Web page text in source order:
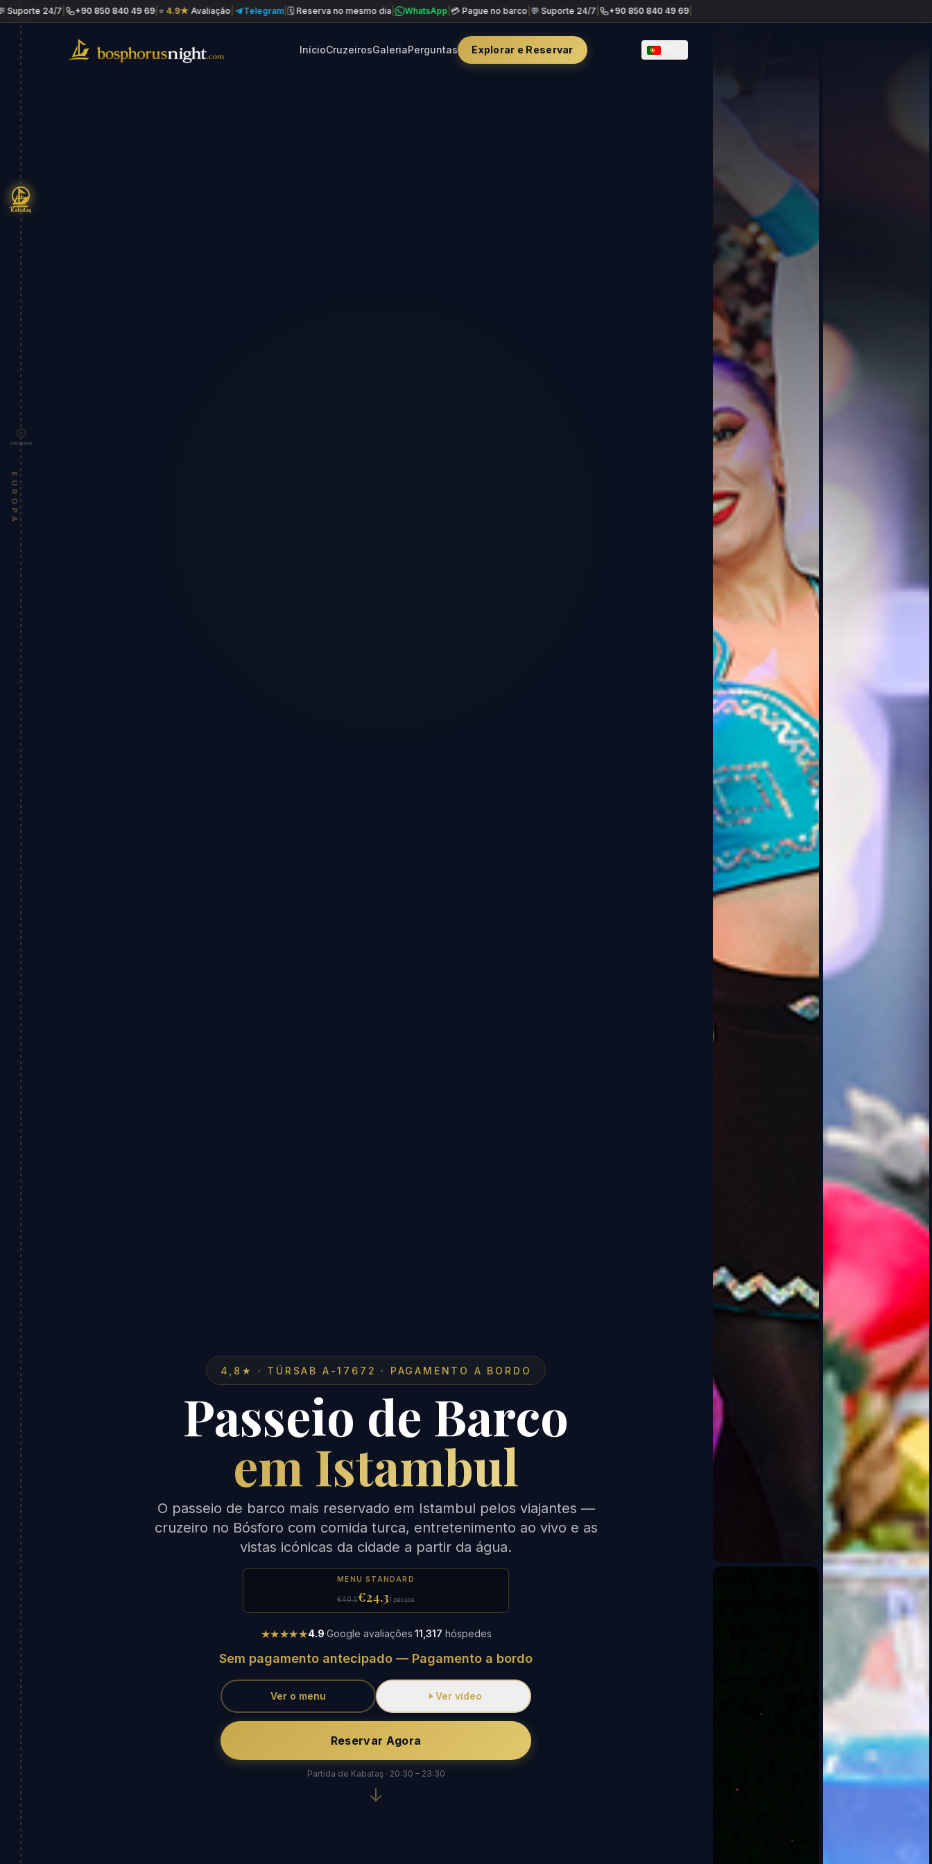
Kabataş
Dolmabahçe
EUROPA
7| +90 850 840 49 69 |⭐4.9★Avaliação| Telegram|🗓 Reserva no mesmo dia| WhatsApp|💳 Pague no barco|💬 Suporte 24/7| +90 850 840 49 69 |
InícioCruzeirosGaleriaPerguntas Explorar e Reservar PT
4,8★ · TÜRSAB A-17672 · PAGAMENTO A BORDO
Passeio de Barco
em Istambul
O passeio de barco mais reservado em Istambul pelos viajantes —
cruzeiro no Bósforo com comida turca, entretenimento ao vivo e as
vistas icónicas da cidade a partir da água.
MENU STANDARD
€40.5€24.3/ pessoa
★★★★★4.9·Google avaliações·11,317 hóspedes
Sem pagamento antecipado — Pagamento a bordo
Ver o menu Ver vídeo
Reservar Agora
Partida de Kabataş · 20:30 – 23:30